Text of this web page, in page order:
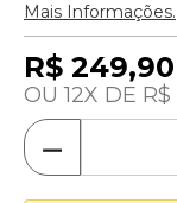
Mais Informações.
R$ 249,90
12 R$
－